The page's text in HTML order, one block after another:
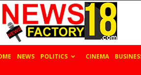
News
Factory
18
NEWS POLITICS CINEMA